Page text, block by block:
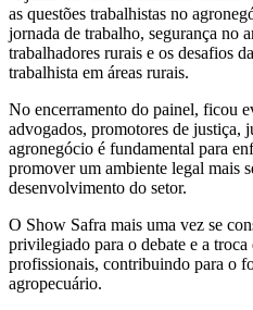
as questões trabalhistas no
jornada de trabalho, segurança no
trabalhadores rurais e os desafios
trabalhista em áreas rurais.
No encerramento do painel, ficou
advogados, promotores de justiça,
agronegócio é fundamental para
promover um ambiente legal mais
desenvolvimento do setor.
O Show Safra mais uma vez se
privilegiado para o debate e a troca
profissionais, contribuindo para o
agropecuário.